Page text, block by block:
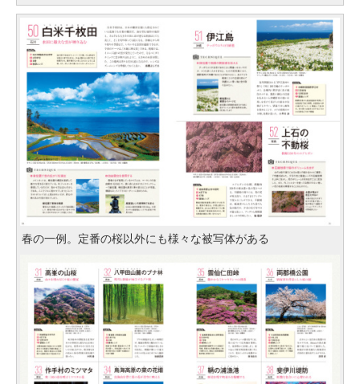
春の一例。定番の桜以外にも様々な被写体がある